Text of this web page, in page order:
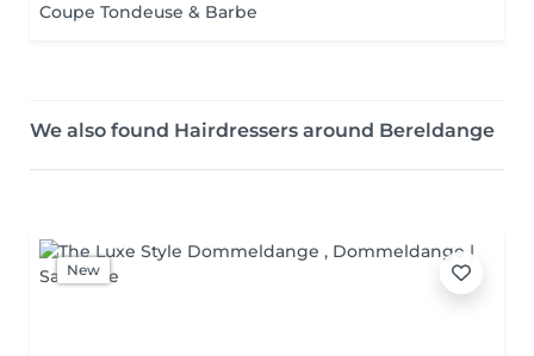
Coupe Tondeuse & Barbe
We also found Hairdressers around Bereldange
New